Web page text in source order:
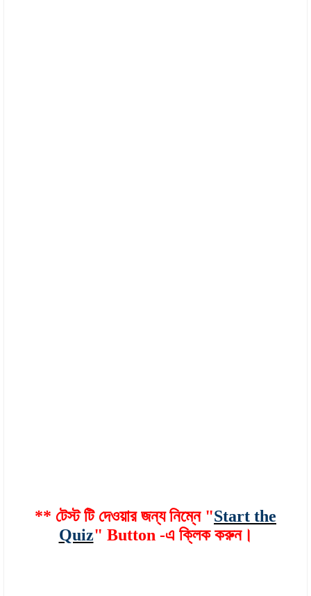
** টেস্ট টি দেওয়ার জন্য নিম্নে "Start the
Quiz" Button -এ ক্লিক করুন।